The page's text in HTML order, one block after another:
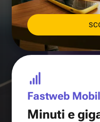
Fastweb
Minuti e